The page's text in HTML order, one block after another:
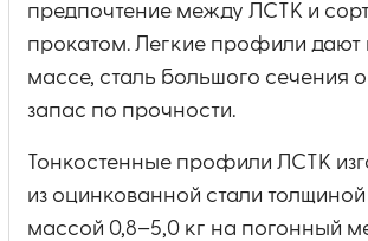
предпочтение между ЛСТК и
прокатом. Легкие профили дают
массе, сталь большого сечения
запас по прочности.
Тонкостенные профили ЛСТК
из оцинкованной стали
массой 0,8–5,0 кг на погонный